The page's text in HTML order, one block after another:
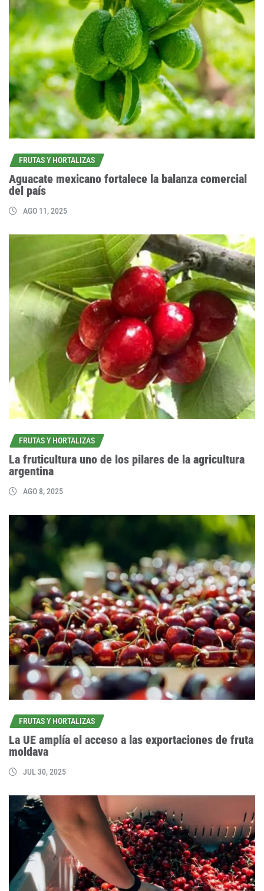
FRUTAS Y HORTALIZAS
Aguacate mexicano fortalece la balanza comercial
del país
AGO 11, 2025
FRUTAS Y HORTALIZAS
La fruticultura uno de los pilares de la agricultura
argentina
AGO 8, 2025
FRUTAS Y HORTALIZAS
La UE amplía el acceso a las exportaciones de fruta
moldava
JUL 30, 2025